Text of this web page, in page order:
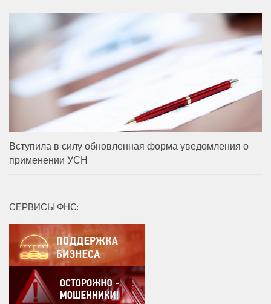
Вступила в силу обновленная форма уведомления о
применении УСН
СЕРВИСЫ ФНС: